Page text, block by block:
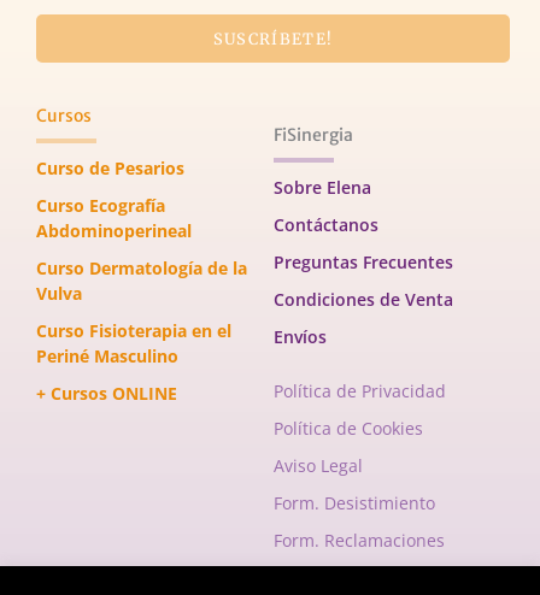
SUSCRÍBETE!
Cursos
Curso de Pesarios
Curso Ecografía
Abdominoperineal
Curso Dermatología de la
Vulva
Curso Fisioterapia en el
Periné Masculino
+ Cursos ONLINE
FiSinergia
Sobre Elena
Contáctanos
Preguntas Frecuentes
Condiciones de Venta
Envíos
Política de Privacidad
Política de Cookies
Aviso Legal
Form. Desistimiento
Form. Reclamaciones